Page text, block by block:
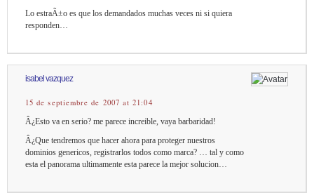
Lo estraÃ±o es que los demandados muchas veces ni si quiera
responden…
isabel vazquez
15 de septiembre de 2007 at 21:04
Â¿Esto va en serio? me parece increible, vaya barbaridad!
Â¿Que tendremos que hacer ahora para proteger nuestros
dominios genericos, registrarlos todos como marca? … tal y como
esta el panorama ultimamente esta parece la mejor solucion…